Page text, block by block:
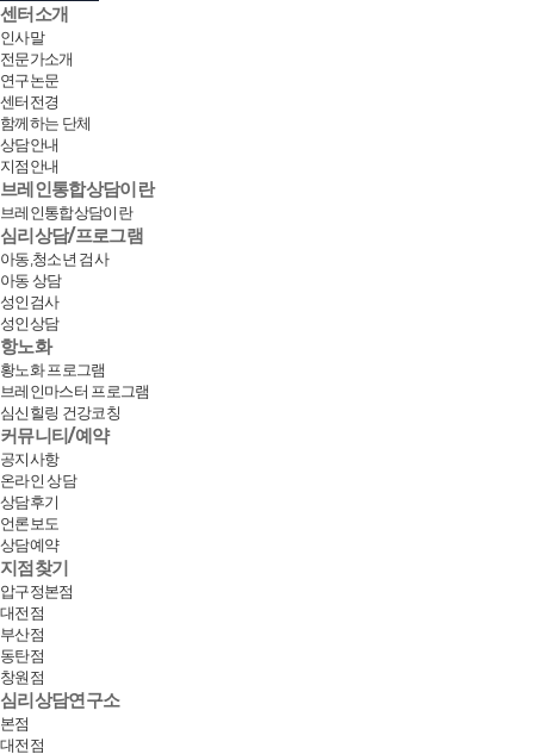
센터소개
인사말
전문가소개
연구논문
센터전경
함께하는 단체
상담안내
지점안내
브레인통합상담이란
브레인통합상담이란
심리상담/프로그램
아동,청소년 검사
아동 상담
성인검사
성인상담
항노화
황노화 프로그램
브레인마스터 프로그램
심신힐링 건강코칭
커뮤니티/예약
공지사항
온라인 상담
상담후기
언론보도
상담예약
지점찾기
압구정본점
대전점
부산점
동탄점
창원점
심리상담연구소
본점
대전점